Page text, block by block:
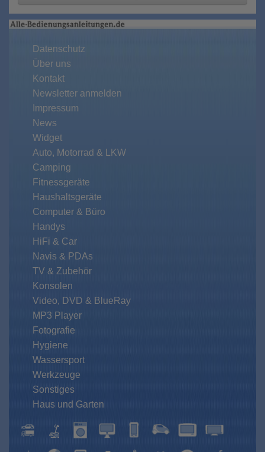
Datenschutz
Über uns
Kontakt
Newsletter anmelden
Impressum
News
Widget
Auto, Motorrad & LKW
Camping
Fitnessgeräte
Haushaltsgeräte
Computer & Büro
Handys
HiFi & Car
Navis & PDAs
TV & Zubehör
Konsolen
Video, DVD & BlueRay
MP3 Player
Fotografie
Hygiene
Wassersport
Werkzeuge
Sonstiges
Haus und Garten